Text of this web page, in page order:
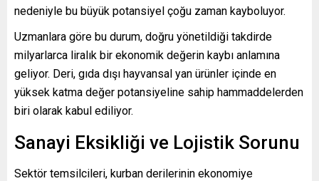
nedeniyle bu büyük potansiyel çoğu zaman kayboluyor.
Uzmanlara göre bu durum, doğru yönetildiği takdirde
milyarlarca liralık bir ekonomik değerin kaybı anlamına
geliyor. Deri, gıda dışı hayvansal yan ürünler içinde en
yüksek katma değer potansiyeline sahip hammaddelerden
biri olarak kabul ediliyor.
Sanayi Eksikliği ve Lojistik Sorunu
Sektör temsilcileri, kurban derilerinin ekonomiye